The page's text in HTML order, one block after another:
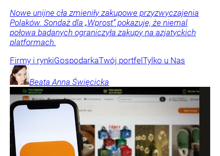
Nowe unijne cła zmieniły zakupowe przyzwyczajenia
Polaków. Sondaż dla „Wprost” pokazuje, że niemal
połowa badanych ograniczyła zakupy na azjatyckich
platformach.
Firmy i rynkiGospodarkaTwój portfelTylko u Nas
Beata Anna Święcicka